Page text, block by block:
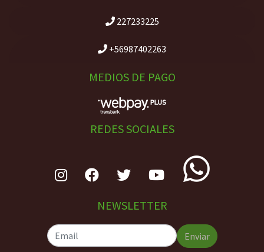
227233225
+56987402263
MEDIOS DE PAGO
REDES SOCIALES
NEWSLETTER
Enviar